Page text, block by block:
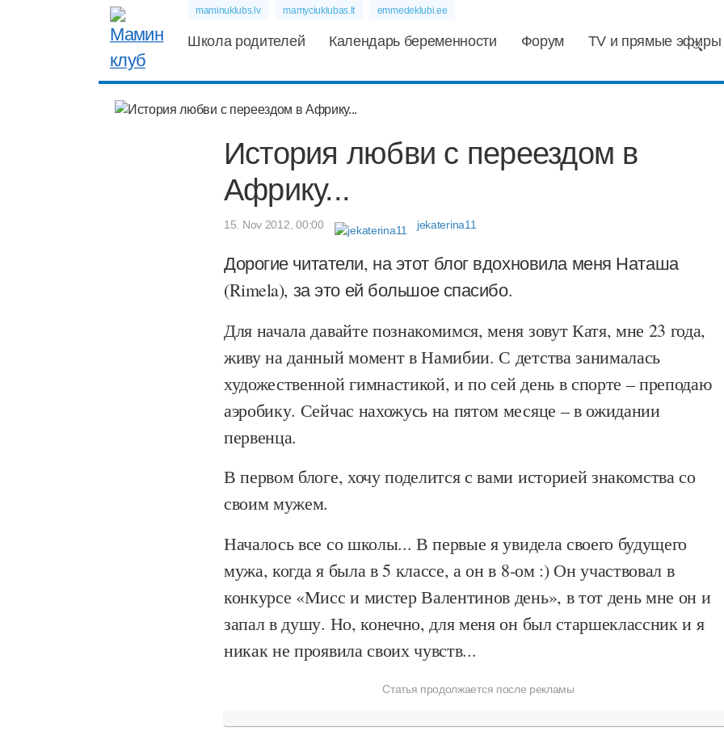
maminuklubs.lv mamyciuklubas.lt emmedeklubi.ee
Школа родителей Календарь беременности Форум TV и прямые эфиры
История любви с переездом в
Африку...
15. Nov 2012, 00:00 jekaterina11
Дорогие читатели, на этот блог вдохновила меня Наташа
(Rimela), за это ей большое спасибо.
Для начала давайте познакомимся, меня зовут Катя, мне 23 года,
живу на данный момент в Намибии. С детства занималась
художественной гимнастикой, и по сей день в спорте – преподаю
аэробику. Сейчас нахожусь на пятом месяце – в ожидании
первенца.
В первом блоге, хочу поделится с вами историей знакомства со
своим мужем.
Началось все со школы... В первые я увидела своего будущего
мужа, когда я была в 5 классе, а он в 8-ом :) Он участвовал в
конкурсе «Мисс и мистер Валентинов день», в тот день мне он и
запал в душу. Но, конечно, для меня он был старшеклассник и я
никак не проявила своих чувств...
Статья продолжается после рекламы